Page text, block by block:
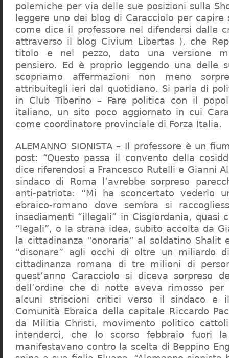
polemiche per via delle sue posizioni sulla
leggere uno dei blog di Caracciolo per
come dice il professore nel difendersi dalle
attraverso il blog Civium Libertas ), che
titolo e nel pezzo, dato una versione
pensiero. Ed è proprio leggendo una delle
scopriamo affermazioni non meno
attribuitegli ieri dal quotidiano. Si parla di
in Club Tiberino – Fare politica con il
italiano, un sito poco aggiornato in cui
come coordinatore provinciale di Forza Italia.
ALEMANNO SIONISTA – Il professore è un
post: “Questo passa il convento della
dice riferendosi a Francesco Rutelli e Gianni
sindaco di Roma l’avrebbe sorpreso
anti-patriota: “Mi ha sconcertato vederlo
ebraico-romano dove sembra si
insediamenti “illegali” in Cisgiordania, quasi
“legali”, o la strana idea, subito accolta da
la cittadinanza “onoraria” al soldatino Shalit
“disonare” agli occhi di oltre un miliardo
cittadinanza romana di tre milioni di
quest’anno Caracciolo si diceva sorpreso
dell’ordine che di notte aveva rimosso
alcuni striscioni critici verso il sindaco e
Comunità Ebraica della capitale Riccardo
da Militia Christi, movimento politico
intenderci, che lo scorso febbraio fuori
manifestavano contro la scelta di Beppino